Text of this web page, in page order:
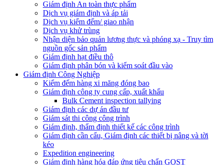
Giám định An toàn thực phẩm
Dịch vụ giám định và áp tải
Dịch vụ kiểm đếm/ giao nhận
Dịch vụ khử trùng
Nhận diện bảo quản lương thực và phóng xạ - Truy tìm
nguồn gốc sản phẩm
Giám định hạt điều thô
Giám định phân bón và kiểm soát đầu vào
Giám định Công Nghiệp
Kiểm đếm hàng xi măng đóng bao
Giám định công ty cung cấp, xuất khẩu
Bulk Cement inspection tallying
Giám định các dự án đầu tư
Giám sát thi công công trình
Giám định, thẩm định thiết kế các công trình
Giám định cần cẩu, Giám định các thiết bị nâng và tời
kéo
Expedition engineering
Giám định hàng hóa đáp ứng tiêu chẩn GOST